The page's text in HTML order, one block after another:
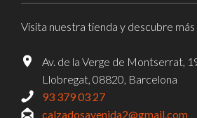
Visita nuestra tienda y descubre
Av. de la Verge de Montserrat,
Llobregat, 08820, Barcelona
93 379 03 27
calzadosavenida2@gmail.com